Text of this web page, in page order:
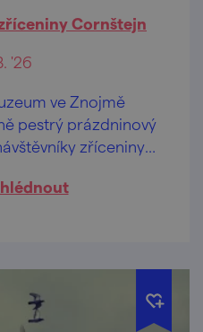
Cornštejn
'26
ve Znojmě
pestrý prázdninový
zříceniny